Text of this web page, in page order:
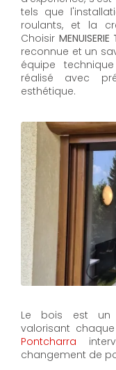
tels que
roulants, et la
Choisir MENUISERIE
reconnue et un
équipe
réalisé avec
esthétique.
Le bois est un
valorisant
Pontcharra
changement de